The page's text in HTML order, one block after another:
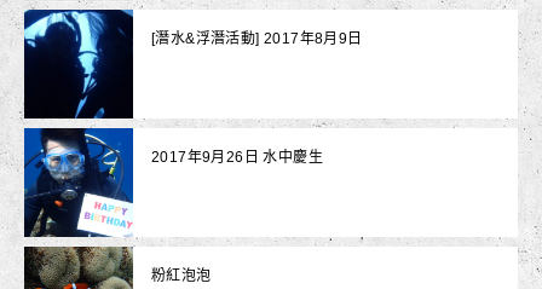
[潛水&浮潛活動] 2017年8月9日
2017年9月26日 水中慶生
粉紅泡泡